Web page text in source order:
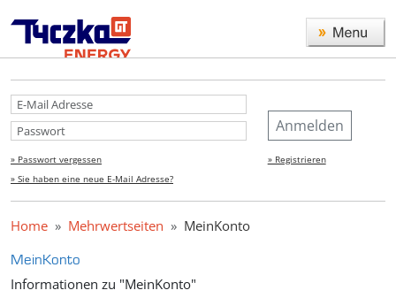
Anmelden
» Passwort vergessen
» Sie haben eine neue E-Mail Adresse?
» Registrieren
Home Mehrwertseiten
MeinKonto
MeinKonto
Informationen zu "MeinKonto"